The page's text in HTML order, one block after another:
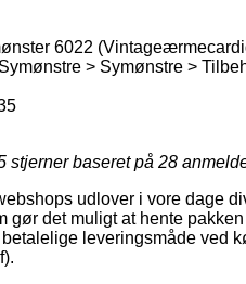
6022
> Symønstre >
stjerner baseret på 28
udlover i vore dage
gør det muligt at hente
leveringsmåde ved